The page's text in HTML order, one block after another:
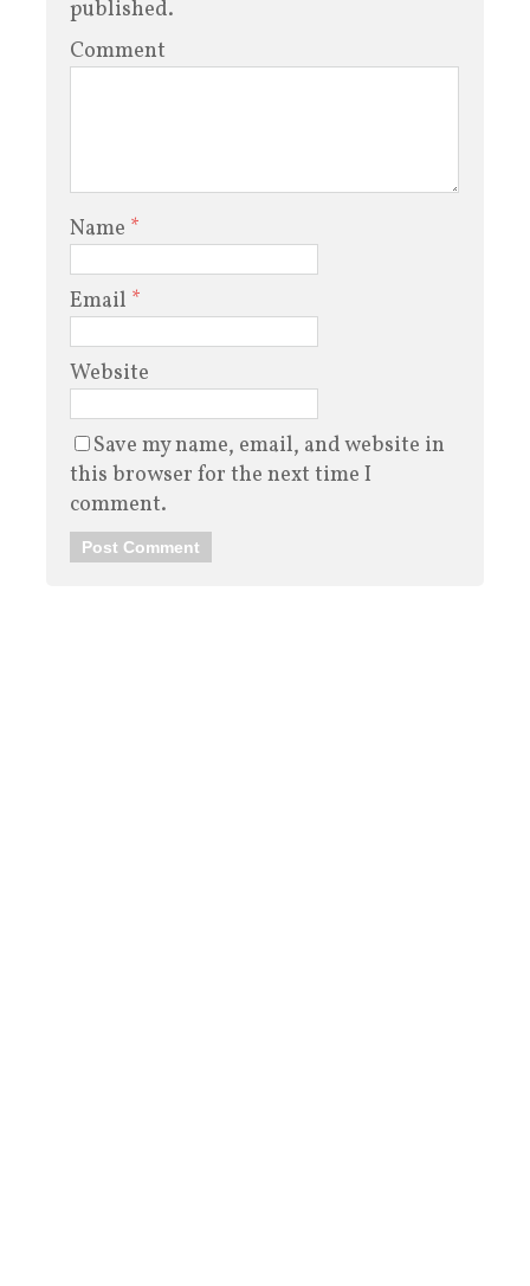
published.
Comment
Name *
Email *
Website
Save my name, email, and website in
this browser for the next time I
comment.